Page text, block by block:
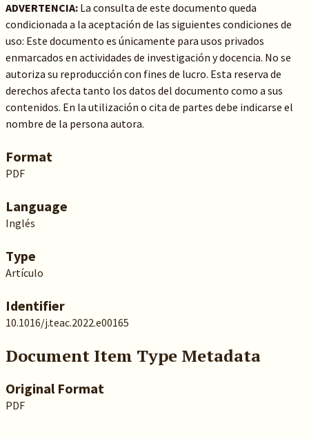
ADVERTENCIA:La consulta de este documento queda
condicionada a la aceptación de las siguientes condiciones de
uso: Este documento es únicamente para usos privados
enmarcados en actividades de investigación y docencia. No se
autoriza su reproducción con fines de lucro. Esta reserva de
derechos afecta tanto los datos del documento como a sus
contenidos. En la utilización o cita de partes debe indicarse el
nombre de la persona autora.
Format
PDF
Language
Inglés
Type
Artículo
Identifier
10.1016/j.teac.2022.e00165
Document Item Type Metadata
Original Format
PDF